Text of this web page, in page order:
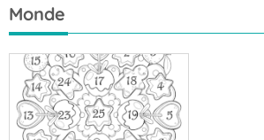
Monde